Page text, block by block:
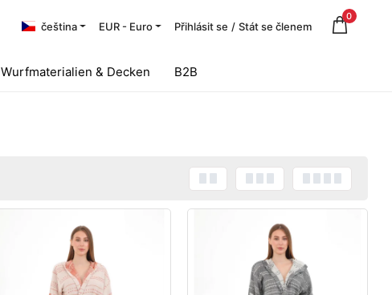
čeština EUR - Euro Přihlásit se / Stát se členem
0
Wurfmaterialien & Decken B2B